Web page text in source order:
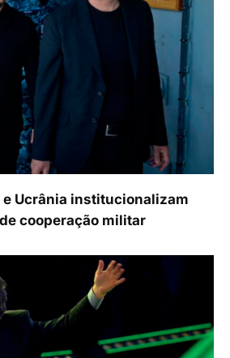
e Ucrânia institucionalizam
cooperação militar